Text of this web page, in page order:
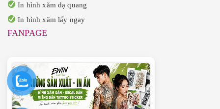
In hình xăm dạ quang
In hình xăm lấy ngay
FANPAGE